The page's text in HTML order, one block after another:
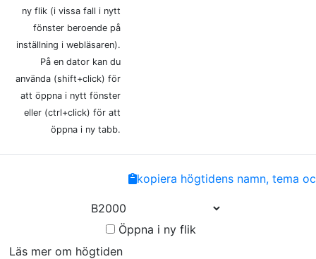
ny flik (i vissa fall i nytt
fönster beroende på
inställning i webläsaren).
På en dator kan du
använda (shift+click) för
att öppna i nytt fönster
eller (ctrl+click) för att
öppna i ny tabb.
EmailCopy
kopiera högtidens namn, tema
Öppna i ny flik
Läs mer om högtiden